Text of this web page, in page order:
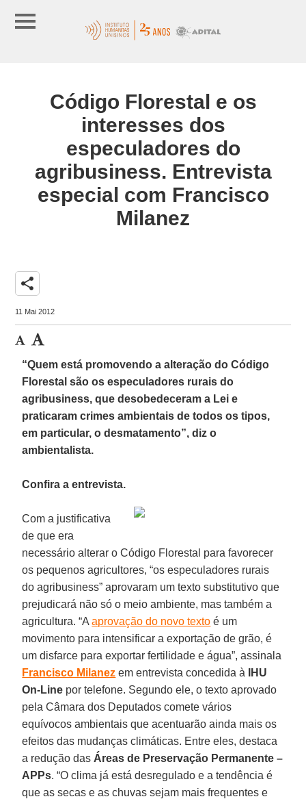
Código Florestal e os
interesses dos
especuladores do
agribusiness. Entrevista
especial com Francisco
Milanez
share
11 Mai 2012
“Quem está promovendo a alteração do Código
Florestal são os especuladores rurais do
agribusiness, que desobedeceram a Lei e
praticaram crimes ambientais de todos os tipos,
em particular, o desmatamento”, diz o
ambientalista.
Confira a entrevista.
Com a justificativa
de que era
necessário alterar o Código Florestal para favorecer
os pequenos agricultores, “os especuladores rurais
do agribusiness” aprovaram um texto substitutivo que
prejudicará não só o meio ambiente, mas também a
agricultura. “Aaprovação do novo texto é um
movimento para intensificar a exportação de grão, é
um disfarce para exportar fertilidade e água”, assinala
Francisco Milanez em entrevista concedida à
IHU
On-Line por telefone. Segundo ele, o texto aprovado
pela Câmara dos Deputados comete vários
equívocos ambientais que acentuarão ainda mais os
efeitos das mudanças climáticas. Entre eles, destaca
a redução das Áreas de Preservação Permanente –
APPs. “O clima já está desregulado e a tendência é
que as secas e as chuvas sejam mais frequentes e